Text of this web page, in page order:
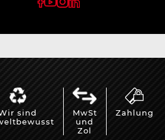
sind
MwSt
und
Zol
Zahlung